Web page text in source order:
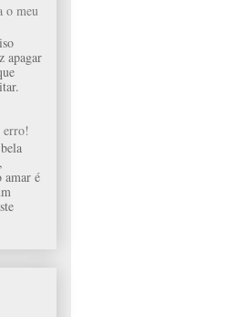
o meu
apagar
erro!
é